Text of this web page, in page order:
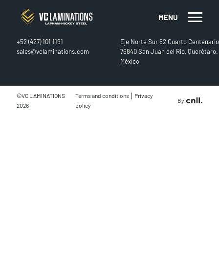
MENU
CONTACT
+52 (427) 101 1191
sales@vclaminations.com
Eje Norte Sur 62 Cuarto Centenario
76840 San Juan del Río, Querétaro.
México
©VC LAMINATIONS
2026
Terms and conditions | Privacy
policy
By